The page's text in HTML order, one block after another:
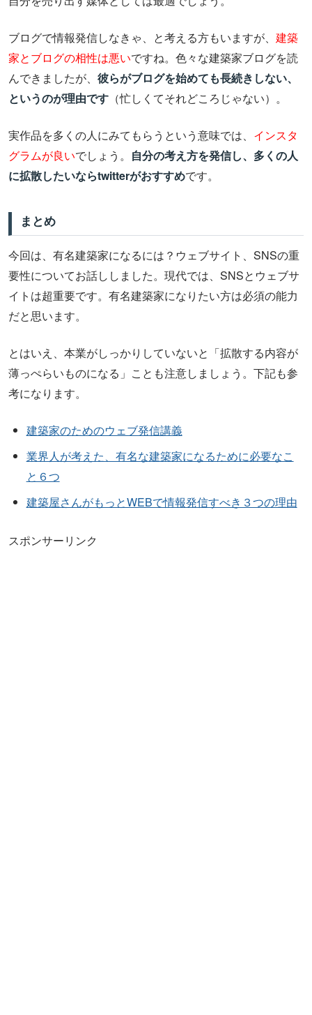
ブログで情報発信しなきゃ、と考える方もいますが、 建築
家とブログの相性は悪いですね。色々な建築家ブログを読
んできましたが、 彼らがブログを始めても長続きしない、
というのが理由です （忙しくてそれどころじゃない）。
実作品を多くの人にみてもらうという意味では、 インスタ
グラムが良いでしょう。 自分の考え方を発信し、多くの人
に拡散したいならtwitterがおすすめです。
まとめ
今回は、有名建築家になるには？ウェブサイト、SNSの重
要性についてお話ししました。現代では、SNSとウェブサ
イトは超重要です。有名建築家になりたい方は必須の能力
だと思います。
とはいえ、本業がしっかりしていないと「拡散する内容が
薄っぺらいものになる」ことも注意しましょう。下記も参
考になります。
建築家のためのウェブ発信講義
業界人が考えた、有名な建築家になるために必要なこ
と６つ
建築屋さんがもっとWEBで情報発信すべき３つの理由
スポンサーリンク